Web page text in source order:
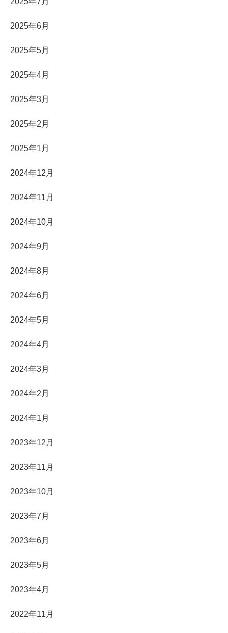
2025年6月
2025年5月
2025年4月
2025年3月
2025年2月
2025年1月
2024年12月
2024年11月
2024年10月
2024年9月
2024年8月
2024年6月
2024年5月
2024年4月
2024年3月
2024年2月
2024年1月
2023年12月
2023年11月
2023年10月
2023年7月
2023年6月
2023年5月
2023年4月
2022年11月